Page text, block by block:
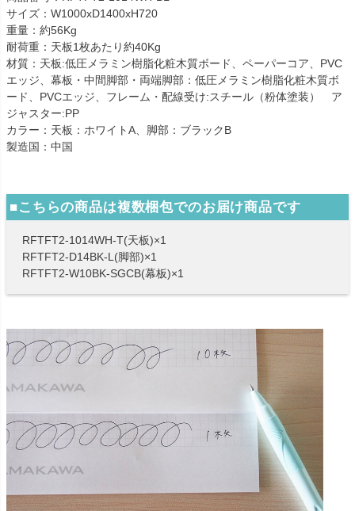
サイズ：W1000xD1400xH720
重量：約56Kg
耐荷重：天板1枚あたり約40Kg
材質：天板:低圧メラミン樹脂化粧木質ボード、ペーパーコア、PVC
エッジ、幕板・中間脚部・両端脚部：低圧メラミン樹脂化粧木質ボ
ード、PVCエッジ、フレーム・配線受け:スチール（粉体塗装） ア
ジャスター:PP
カラー：天板：ホワイトA、脚部：ブラックB
製造国：中国
■こちらの商品は複数梱包でのお届け商品です
RFTFT2-1014WH-T(天板)×1
RFTFT2-D14BK-L(脚部)×1
RFTFT2-W10BK-SGCB(幕板)×1